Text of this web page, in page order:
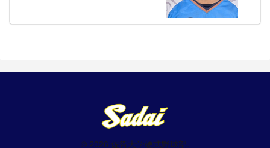
© 2026 佐賀大学硬式野球部.